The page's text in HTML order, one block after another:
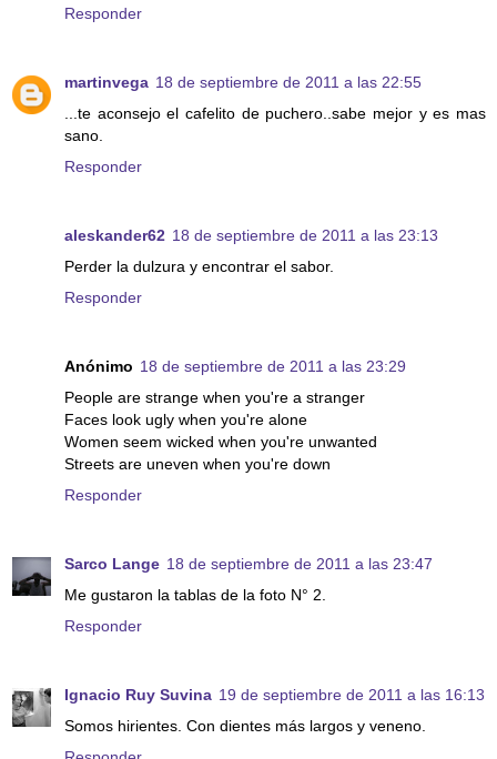
Responder
martinvega 18 de septiembre de 2011 a las 22:55
...te aconsejo el cafelito de puchero..sabe mejor y es mas
sano.
Responder
aleskander62 18 de septiembre de 2011 a las 23:13
Perder la dulzura y encontrar el sabor.
Responder
Anónimo 18 de septiembre de 2011 a las 23:29
People are strange when you're a stranger
Faces look ugly when you're alone
Women seem wicked when you're unwanted
Streets are uneven when you're down
Responder
Sarco Lange 18 de septiembre de 2011 a las 23:47
Me gustaron la tablas de la foto N° 2.
Responder
Ignacio Ruy Suvina 19 de septiembre de 2011 a las 16:13
Somos hirientes. Con dientes más largos y veneno.